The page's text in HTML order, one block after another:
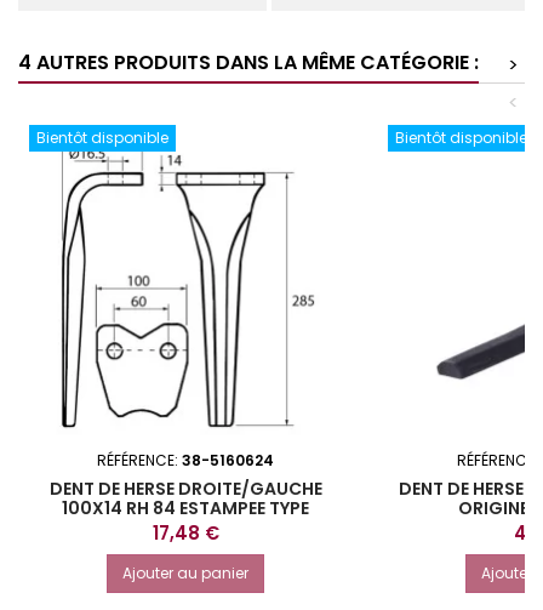
4 AUTRES PRODUITS DANS LA MÊME CATÉGORIE :
>
<
Bientôt disponible
RÉFÉRENCE: 38-5160624
DENT DE HERSE DROITE/GAUCHE
100X14 RH 84 ESTAMPEE TYPE
PEGORARO
Prix
17,48 €
Ajouter au panier
Bientôt disponible
RÉFÉRENCE:
DENT DE HERSE
ORIGINE
Prix
Ajouter